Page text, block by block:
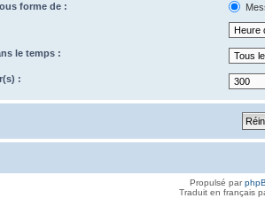
forme de :
le temps :
:
Propulsé par
Traduit en français